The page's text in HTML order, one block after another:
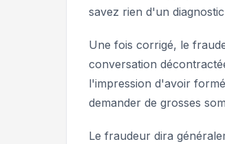
savez rien d'un
Une fois corrigé, le
conversation
l'impression d'avoir
demander de grosses
Le fraudeur dira